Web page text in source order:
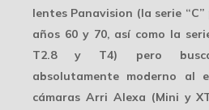
lentes Panavision (la serie
años 60 y 70, así como la
T2.8 y T4) pero
absolutamente moderno al
cámaras Arri Alexa (Mini y